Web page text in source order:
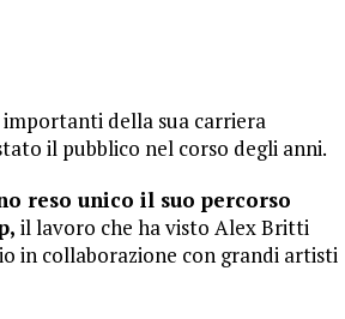
della sua carriera
il pubblico nel corso degli anni.
reso unico il suo percorso
il lavoro che ha visto Alex Britti
in collaborazione con grandi artisti